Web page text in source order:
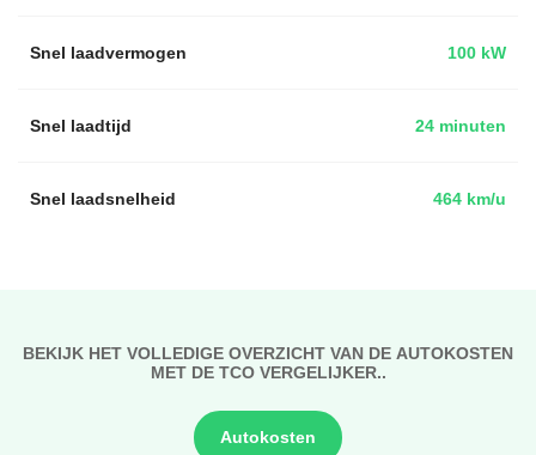
Snel laadvermogen 100 kW
Snel laadtijd 24 minuten
Snel laadsnelheid 464 km/u
BEKIJK HET VOLLEDIGE OVERZICHT VAN DE AUTOKOSTEN
MET DE TCO VERGELIJKER..
Autokosten